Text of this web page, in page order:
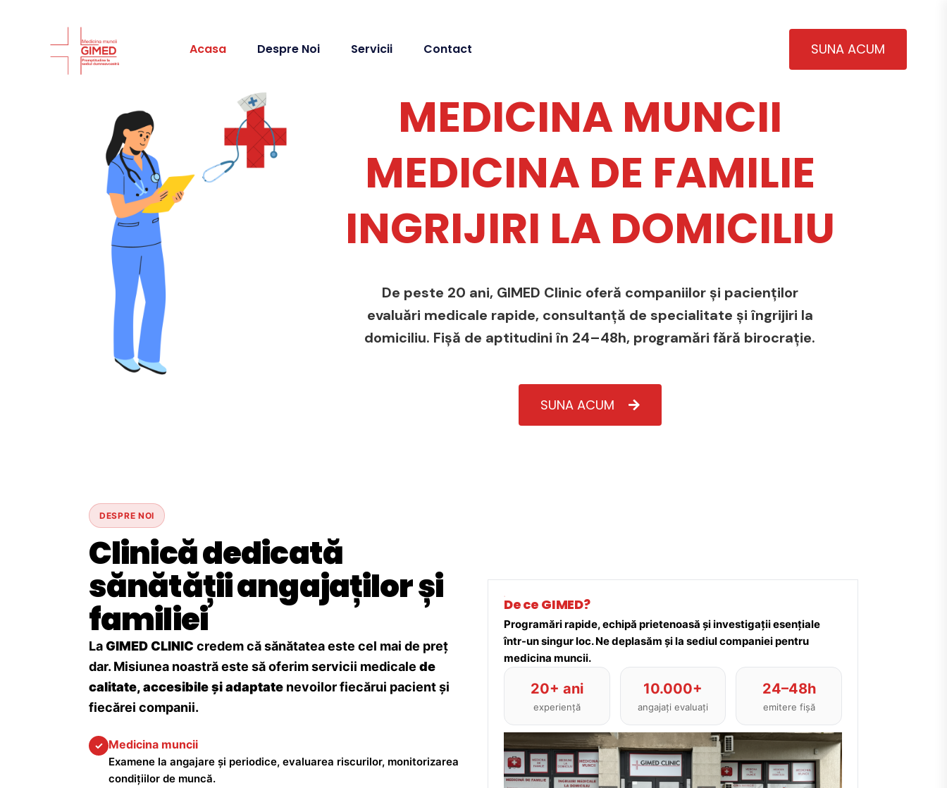
Acasa Despre Noi Servicii Contact SUNA ACUM
MEDICINA MUNCII
MEDICINA DE FAMILIE
INGRIJIRI LA DOMICILIU
De peste 20 ani, GIMED Clinic oferă companiilor și pacienților
evaluări medicale rapide, consultanță de specialitate și îngrijiri la
domiciliu. Fișă de aptitudini în 24–48h, programări fără birocrație.
SUNA ACUM
DESPRE NOI
Clinică dedicată
sănătății angajaților și
familiei
LaGIMED CLINIC credem că sănătatea este cel mai de preț
dar. Misiunea noastră este să oferim servicii medicale de
calitate, accesibile și adaptate nevoilor fiecărui pacient și
fiecărei companii.
✓ Medicina muncii
Examene la angajare și periodice, evaluarea riscurilor, monitorizarea
condițiilor de muncă.
De ce GIMED?
Programări rapide, echipă prietenoasă și investigații esențiale
într-un singur loc. Ne deplasăm și la sediul companiei pentru
medicina muncii.
20+ ani
experiență
10.000+
angajați evaluați
24–48h
emitere fișă